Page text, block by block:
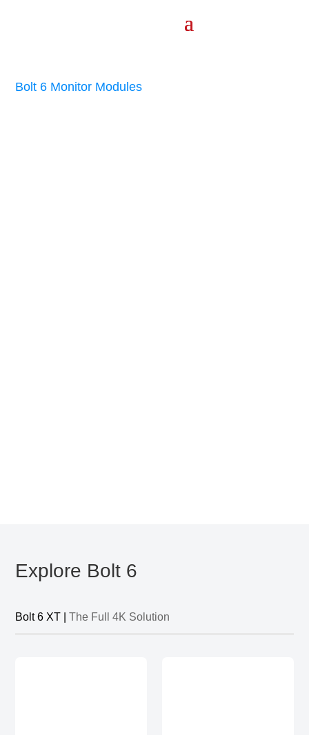
Bolt 6 Monitor Modules
Explore Bolt 6
Bolt 6 XT | The Full 4K Solution